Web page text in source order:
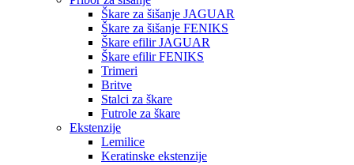
Škare za šišanje JAGUAR
Škare za šišanje FENIKS
Škare efilir JAGUAR
Škare efilir FENIKS
Trimeri
Britve
Stalci za škare
Futrole za škare
Ekstenzije
Lemilice
Keratinske ekstenzije